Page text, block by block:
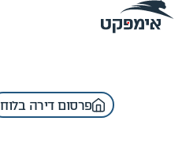
פרסום דירה בלוח